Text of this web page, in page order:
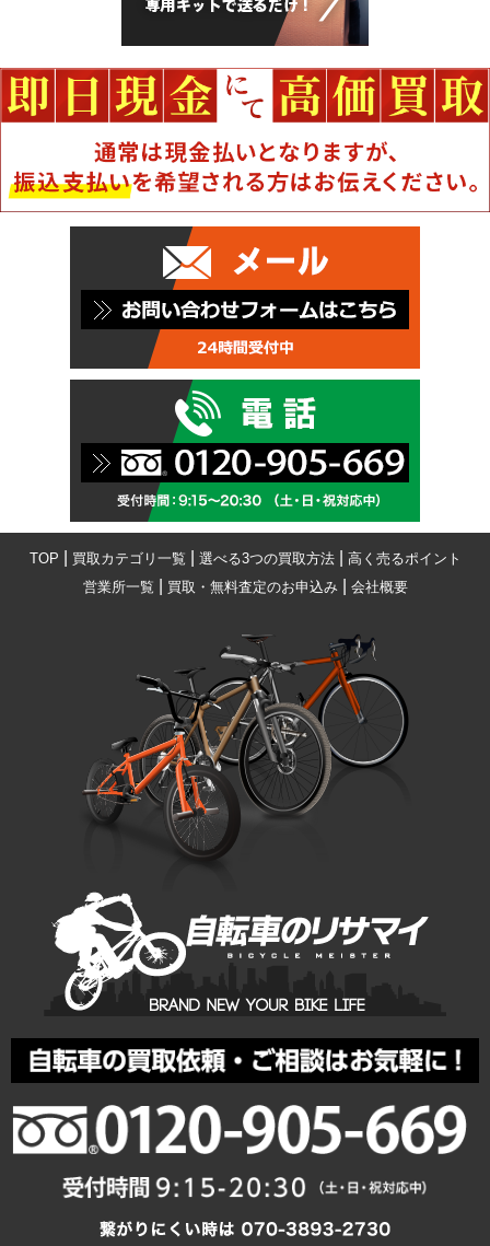
TOP 買取カテゴリ一覧 選べる3つの買取方法| 高く売るポイント
営業所一覧
買取・無料査定のお申込み| 会社概要